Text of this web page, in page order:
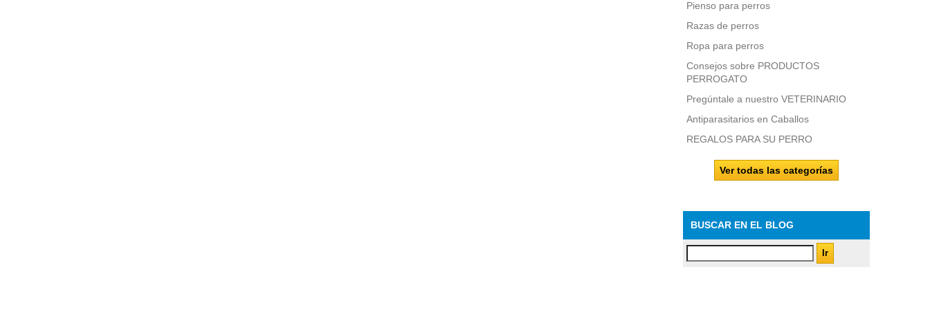
Pienso para perros
Razas de perros
Ropa para perros
Consejos sobre PRODUCTOS
PERROGATO
Pregúntale a nuestro VETERINARIO
Antiparasitarios en Caballos
REGALOS PARA SU PERRO
Ver todas las categorías
BUSCAR EN EL BLOG